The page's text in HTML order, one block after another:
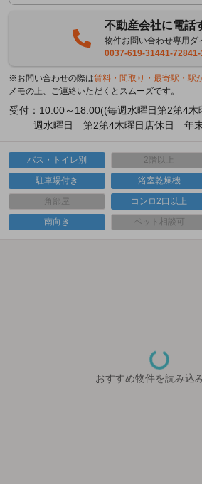
不動産会社に電話
物件お問い合わせ専用ダ
0037-619-31441-
※お問い合わせの際は賃料・間取り・最寄駅・駅
メモの上、ご連絡いただくとスムーズです。
受付：10:00～18:00((毎週水曜日第2第4木
週水曜日 第2第4木曜日店休日 年
バス・トイレ別 2階以上
駐車場付き 浴室乾燥機
角部屋 コンロ2口以上
南向き ペット相談可
おすすめ物件を読み込